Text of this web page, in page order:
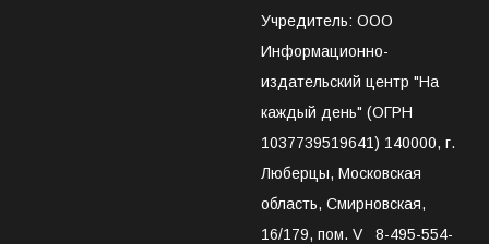
Учредитель: ООО
Информационно-
издательский центр "На
каждый день" (ОГРН
1037739519641) 140000, г.
Люберцы, Московская
область, Смирновская,
16/179, пом. V 8-495-554-